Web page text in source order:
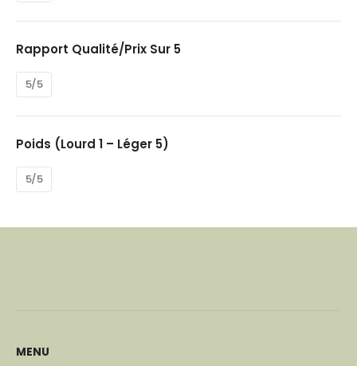
Rapport Qualité/prix Sur 5
5/5
Poids (Lourd 1 – Léger 5)
5/5
MENU